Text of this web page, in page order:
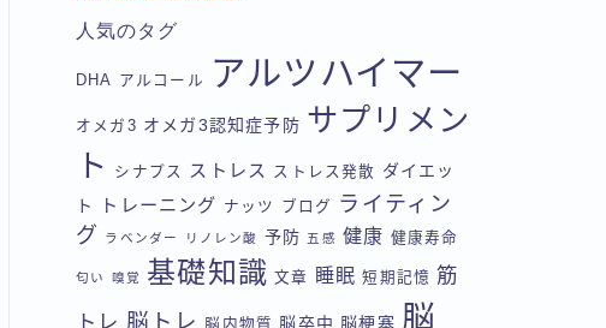
人気のタグ
DHA アルコール アルツハイマー
オメガ3 オメガ3認知症予防 サプリメン
ト
シナプス ストレス ストレス発散 ダイエッ
ト
トレーニング ナッツ ブログ
ライティン
グ
ラベンダー リノレン酸 予防 五感 健康 健康寿命
匂い 嗅覚 基礎知識 文章 睡眠 短期記憶 筋
トレ 脳トレ 脳内物質 脳卒中 脳梗塞 脳